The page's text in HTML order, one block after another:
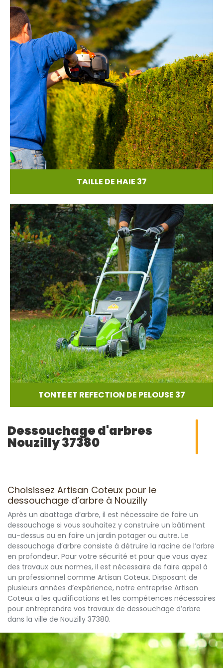
TAILLE DE HAIE 37
TONTE ET REFECTION DE PELOUSE 37
Dessouchage d'arbres
Nouzilly 37380
Choisissez Artisan Coteux pour le
dessouchage d’arbre à Nouzilly
Après un abattage d’arbre, il est nécessaire de faire un
dessouchage si vous souhaitez y construire un bâtiment
au-dessus ou en faire un jardin potager ou autre. Le
dessouchage d’arbre consiste à détruire la racine de l’arbre
en profondeur. Pour votre sécurité et pour que vous ayez
des travaux aux normes, il est nécessaire de faire appel à
un professionnel comme Artisan Coteux. Disposant de
plusieurs années d’expérience, notre entreprise Artisan
Coteux a les qualifications et les compétences nécessaires
pour entreprendre vos travaux de dessouchage d’arbre
dans la ville de Nouzilly 37380.